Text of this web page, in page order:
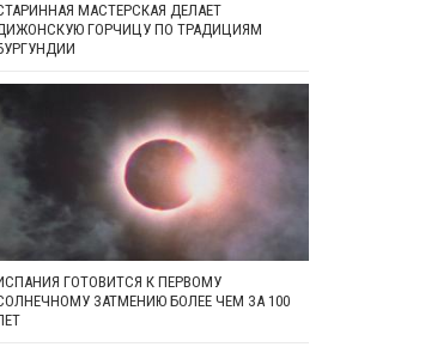
МАСТЕРСКАЯ ДЕЛАЕТ
ГОРЧИЦУ ПО ТРАДИЦИЯМ
ГОТОВИТСЯ К ПЕРВОМУ
ЗАТМЕНИЮ БОЛЕЕ ЧЕМ ЗА 100